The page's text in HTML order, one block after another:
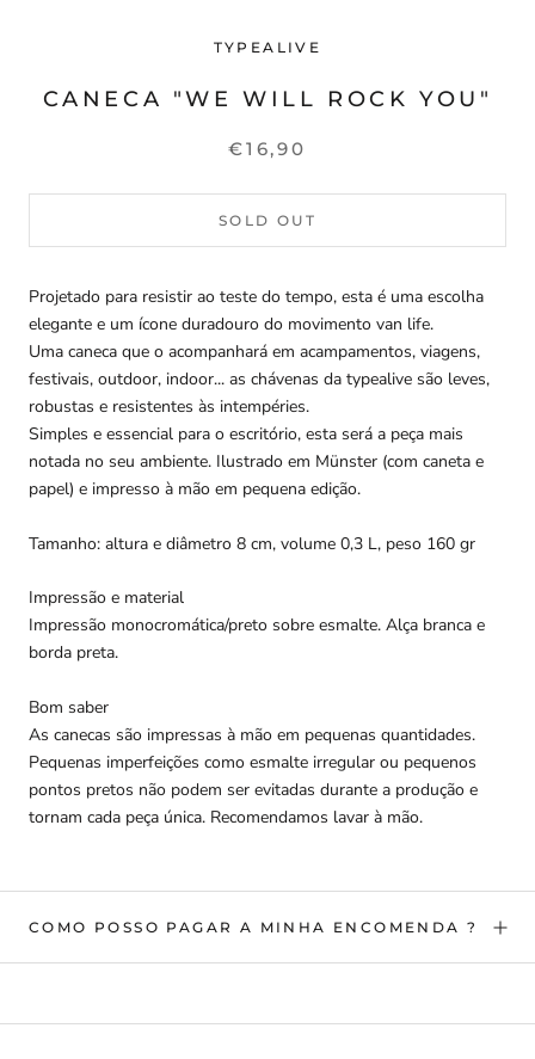
TYPEALIVE
CANECA "WE WILL ROCK YOU"
€16,90
SOLD OUT
Projetado para resistir ao teste do tempo, esta é uma escolha
elegante e um ícone duradouro do movimento van life.
Uma caneca que o acompanhará em acampamentos, viagens,
festivais, outdoor, indoor... as chávenas da typealive são leves,
robustas e resistentes às intempéries.
Simples e essencial para o escritório, esta será a peça mais
notada no seu ambiente. Ilustrado em Münster (com caneta e
papel) e impresso à mão em pequena edição.
Tamanho: altura e diâmetro 8 cm, volume 0,3 L, peso 160 gr
Impressão e material
Impressão monocromática/preto sobre esmalte. Alça branca e
borda preta.
Bom saber
As canecas são impressas à mão em pequenas quantidades.
Pequenas imperfeições como esmalte irregular ou pequenos
pontos pretos não podem ser evitadas durante a produção e
tornam cada peça única. Recomendamos lavar à mão.
COMO POSSO PAGAR A MINHA ENCOMENDA ?